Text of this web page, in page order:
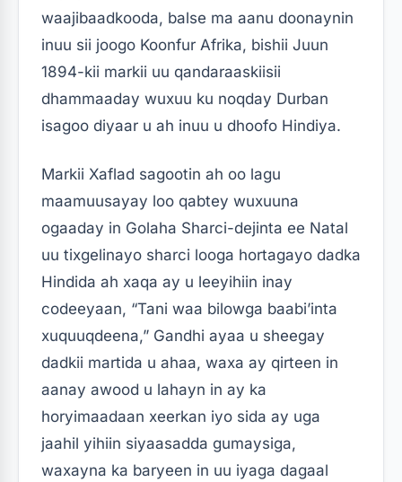
waajibaadkooda, balse ma aanu doonaynin
inuu sii joogo Koonfur Afrika, bishii Juun
1894-kii markii uu qandaraaskiisii
dhammaaday wuxuu ku noqday Durban
isagoo diyaar u ah inuu u dhoofo Hindiya.
Markii Xaflad sagootin ah oo lagu
maamuusayay loo qabtey wuxuuna
ogaaday in Golaha Sharci-dejinta ee Natal
uu tixgelinayo sharci looga hortagayo dadka
Hindida ah xaqa ay u leeyihiin inay
codeeyaan, “Tani waa bilowga baabi’inta
xuquuqdeena,” Gandhi ayaa u sheegay
dadkii martida u ahaa, waxa ay qirteen in
aanay awood u lahayn in ay ka
horyimaadaan xeerkan iyo sida ay uga
jaahil yihiin siyaasadda gumaysiga,
waxayna ka baryeen in uu iyaga dagaal